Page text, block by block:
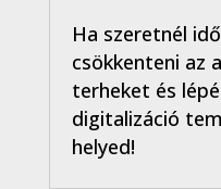
Ha szeretnél
csökkenteni az
terheket és
digitalizáció
helyed!